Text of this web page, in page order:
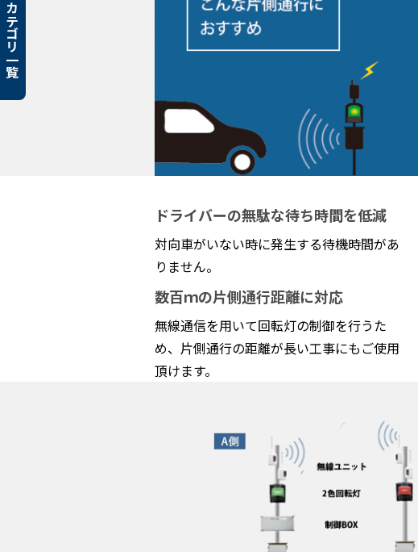
ドライバーの無駄な待ち時間を低減
対向車がいない時に発生する待機時間があ
りません。
数百ｍの片側通行距離に対応
無線通信を用いて回転灯の制御を行うた
め、片側通行の距離が長い工事にもご使用
頂けます。
カテゴリ一覧